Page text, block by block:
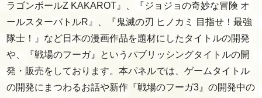
ラゴンボールZ KAKAROT』、『ジョジョの奇妙な冒険 オ
ールスターバトルR』、『鬼滅の刃 ヒノカミ 目指せ！最強
隊士！』など日本の漫画作品を題材にしたタイトルの開発
や、『戦場のフーガ』というパブリッシングタイトルの開
発・販売をしております。本パネルでは、ゲームタイトル
の開発にまつわるお話や新作『戦場のフーガ3』の開発中の